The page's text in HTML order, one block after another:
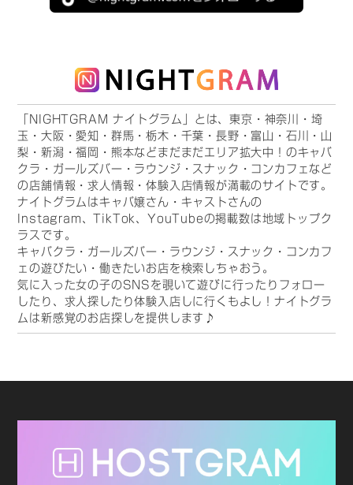
「NIGHTGRAM ナイトグラム」とは、東京・神奈川・埼
玉・大阪・愛知・群馬・栃木・千葉・長野・富山・石川・山
梨・新潟・福岡・熊本などまだまだエリア拡大中！のキャバ
クラ・ガールズバー・ラウンジ・スナック・コンカフェなど
の店舗情報・求人情報・体験入店情報が満載のサイトです。
ナイトグラムはキャバ嬢さん・キャストさんの
Instagram、TikTok、YouTubeの掲載数は地域トップク
ラスです。
キャバクラ・ガールズバー・ラウンジ・スナック・コンカフ
ェの遊びたい・働きたいお店を検索しちゃおう。
気に入った女の子のSNSを覗いて遊びに行ったりフォロー
したり、求人探したり体験入店しに行くもよし！ナイトグラ
ムは新感覚のお店探しを提供します♪